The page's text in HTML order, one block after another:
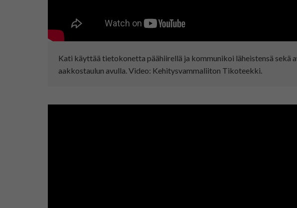
Kati käyttää tietokonetta päähiirellä ja kommunikoi läheistensä sekä
aakkostaulun avulla. Video: Kehitysvammaliiton Tikoteekki.